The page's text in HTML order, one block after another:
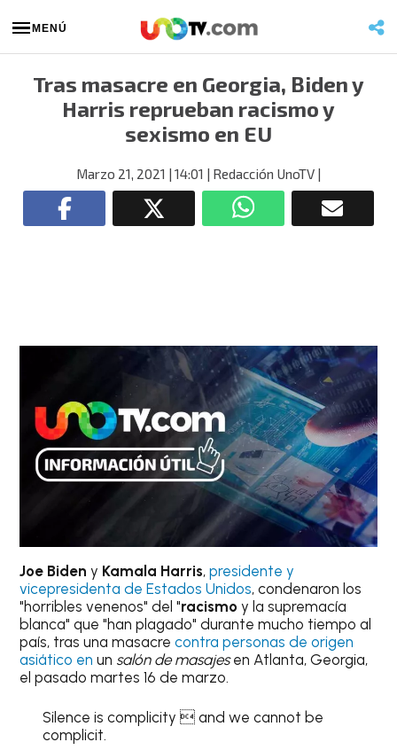
MENÚ
Tras masacre en Georgia, Biden y
Harris reprueban racismo y
sexismo en EU
Marzo 21, 2021 | 14:01 | Redacción UnoTV |
Joe Biden y Kamala Harris,presidente y
vicepresidenta de Estados Unidos, condenaron los
"horribles venenos" del "racismo y la supremacía
blanca" que "han plagado" durante mucho tiempo al
país, tras una masacre contra personas de origen
asiático en un salón de masajesen Atlanta, Georgia,
el pasado martes 16 de marzo.
Silence is complicity  and we cannot be
complicit.